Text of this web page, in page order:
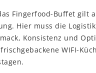
Fingerfood-Buffet gilt
Hier muss die
Konsistenz und
WIFI-